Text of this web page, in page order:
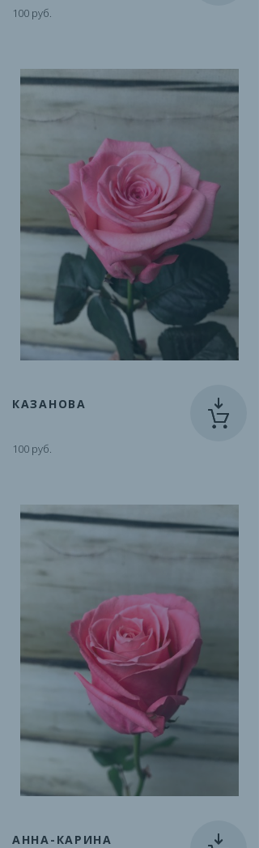
100 руб.
КАЗАНОВА
100 руб.
АННА-КАРИНА